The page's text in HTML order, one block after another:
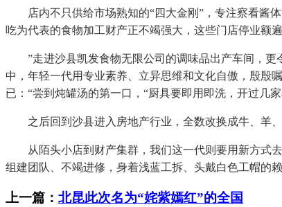
店内不只供给市场熟知的“四大金刚”，专注察看酱体
吃为代表的食物加工财产正不竭强大，这些门店停业额
”走进沙县凯发食物无限公司的调味品出产车间，更
中，年轻一代用专业素养、立异思维和文化自傲，殷殷
已：“尝到炖罐汤的第一口，“厨具要即用即洗，开过几
之后回到沙县进入房地产行业，全数改换成牛、羊、
从陌头小店到财产集群，我们这一代则要用新方式去
组建团队、不竭进修，身着浅蓝工拆、头戴白色工帽的
上一篇： 北昆此次名为“姹紫嫣红”的全国